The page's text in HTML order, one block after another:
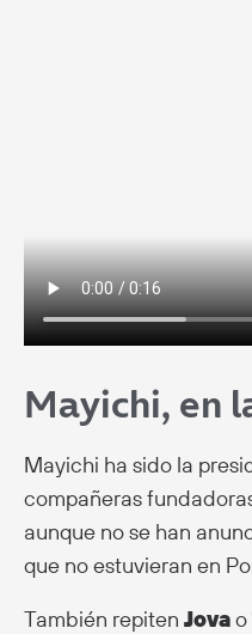
Mayichi, en
Mayichi ha sido la
compañeras
aunque no se han
que no estuvieran en
También repiten Jovao